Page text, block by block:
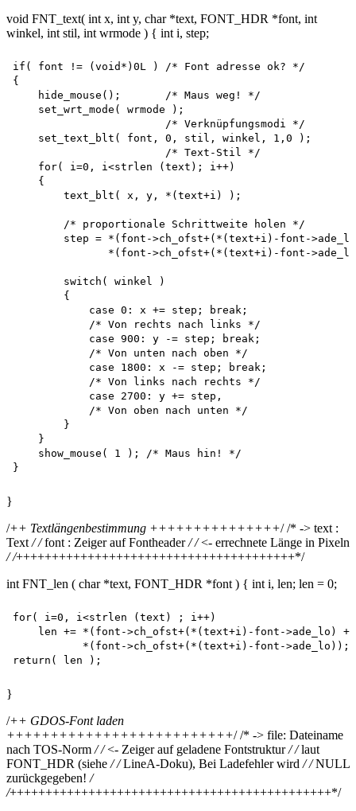
void FNT_text( int x, int y, char *text, FONT_HDR *font, int
winkel, int stil, int wrmode ) { int i, step;
if( font != (void*)0L ) /* Font adresse ok? */
{
    hide_mouse();       /* Maus weg! */
    set_wrt_mode( wrmode );
                        /* Verknüpfungsmodi */
    set_text_blt( font, 0, stil, winkel, 1,0 );
                        /* Text-Stil */
    for( i=0, i<strlen (text); i++)
    {
        text_blt( x, y, *(text+i) );
        /* proportionale Schrittweite holen */
step = *(font->ch_ofst+(*(text+i)-font-
*(font->ch_ofst+(*(text+i)-font-
        switch( winkel )
        {
            case 0: x += step; break;
            /* Von rechts nach links */
            case 900: y -= step; break;
            /* Von unten nach oben */
            case 1800: x -= step; break;
            /* Von links nach rechts */
            case 2700: y += step,
            /* Von oben nach unten */
        }
    }
    show_mouse( 1 ); /* Maus hin! */
}
/++ Textlängenbestimmung +++++++++++++++/ /* -> text :
Text / /font : Zeiger auf Fontheader/ /<- errechnete Länge in Pixeln
/ /+++++++++++++++++++++++++++++++++++++++*/
int FNT_len ( char *text, FONT_HDR *font ) { int i, len; len = 0;
for( i=0, i<strlen (text) ; i++)
len += *(font->ch_ofst+(*(text+i)-font->ade_lo)
           *(font->ch_ofst+(*(text+i)-font->ade_lo));
}
/++ GDOS-Font laden
++++++++++++++++++++++++++/ /* -> file: Dateiname
nach TOS-Norm / /<- Zeiger auf geladene Fontstruktur/ /laut
FONT_HDR (siehe / /LineA-Doku), Bei Ladefehler wird / /NULL
zurückgegeben! /
/+++++++++++++++++++++++++++++++++++++++++++++*/